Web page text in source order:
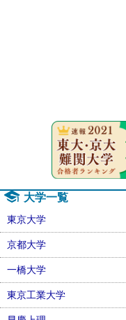
大学一覧
東京大学
京都大学
一橋大学
東京工業大学